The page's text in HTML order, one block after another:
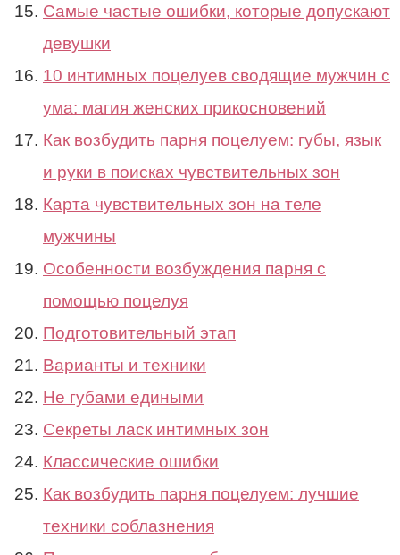
Самые частые ошибки, которые допускают
девушки
10 интимных поцелуев сводящие мужчин с
ума: магия женских прикосновений
Как возбудить парня поцелуем: губы, язык
и руки в поисках чувствительных зон
Карта чувствительных зон на теле
мужчины
Особенности возбуждения парня с
помощью поцелуя
Подготовительный этап
Варианты и техники
Не губами едиными
Секреты ласк интимных зон
Классические ошибки
Как возбудить парня поцелуем: лучшие
техники соблазнения